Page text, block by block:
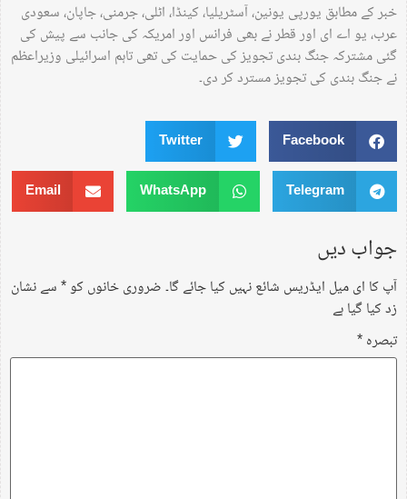
خبر کے مطابق یورپی یونین، آسٹریلیا، کینڈا، اٹلی، جرمنی، جاپان، سعودی
عرب، یو اے ای اور قطر نے بھی فرانس اور امریکہ کی جانب سے پیش کی
گئی مشترکہ جنگ بندی تجویز کی حمایت کی تھی تاہم اسرائیلی وزیراعظم
نے جنگ بندی کی تجویز مسترد کر دی۔
Facebook
Twitter
Telegram
WhatsApp
Email
جواب دیں
آپ کا ای میل ایڈریس شائع نہیں کیا جائے گا۔ضروری خانوں کو*سے نشان
زد کیا گیا ہے
تبصرہ*